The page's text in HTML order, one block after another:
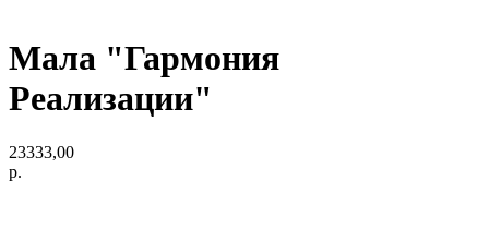
Мала "Гармония
Реализации"
23333,00
р.